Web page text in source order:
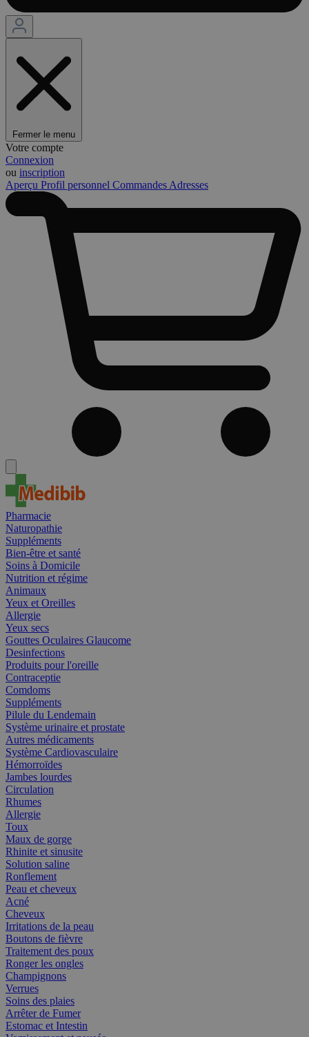
Fermer le menu
Votre compte
Connexion
ou inscription
Aperçu Profil personnel Commandes Adresses
Pharmacie
Naturopathie
Suppléments
Bien-être et santé
Soins à Domicile
Nutrition et régime
Animaux
Yeux et Oreilles
Allergie
Yeux secs
Gouttes Oculaires Glaucome
Desinfections
Produits pour l'oreille
Contraceptie
Comdoms
Suppléments
Pilule du Lendemain
Système urinaire et prostate
Autres médicaments
Système Cardiovasculaire
Hémorroïdes
Jambes lourdes
Circulation
Rhumes
Allergie
Toux
Maux de gorge
Rhinite et sinusite
Solution saline
Ronflement
Peau et cheveux
Acné
Cheveux
Irritations de la peau
Boutons de fièvre
Traitement des poux
Ronger les ongles
Champignons
Verrues
Soins des plaies
Arrêter de Fumer
Estomac et Intestin